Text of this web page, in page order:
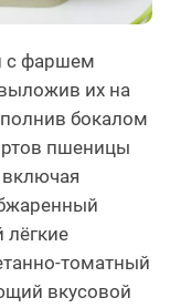
с фаршем
их на
бокалом
пшеницы
включая
томатный
вкусовой